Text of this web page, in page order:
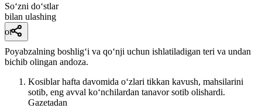
So‘zni do‘stlar
bilan ulashing
ot
Poyabzalning boshligʻi va qoʻnji uchun ishlatiladigan teri va undan
bichib olingan andoza.
Kosiblar hafta davomida oʻzlari tikkan kavush, mahsilarini
sotib, eng avval koʻnchilardan tanavor sotib olishardi.
Gazetadan